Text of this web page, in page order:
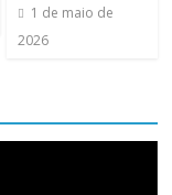
1 de maio de
2026